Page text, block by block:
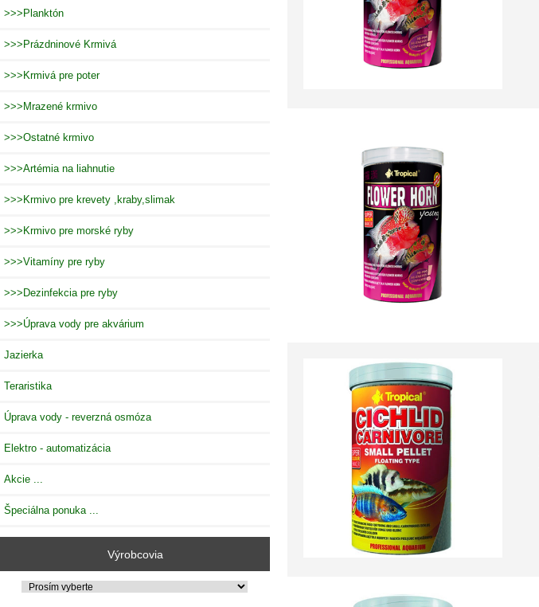
>>>Planktón
>>>Prázdninové Krmivá
>>>Krmivá pre poter
>>>Mrazené krmivo
>>>Ostatné krmivo
>>>Artémia na liahnutie
>>>Krmivo pre krevety ,kraby,slimak
>>>Krmivo pre morské ryby
>>>Vitamíny pre ryby
>>>Dezinfekcia pre ryby
>>>Úprava vody pre akvárium
Jazierka
Teraristika
Úprava vody - reverzná osmóza
Elektro - automatizácia
Akcie ...
Špeciálna ponuka ...
Výrobcovia